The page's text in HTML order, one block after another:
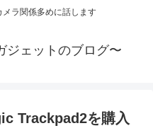
ラ関係多めに話します
ジェットのブログ〜
Trackpad2を購入